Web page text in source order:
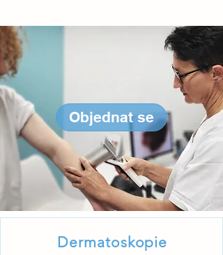
Objednat se
Dermatoskopie